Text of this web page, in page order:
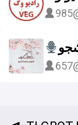
985
657